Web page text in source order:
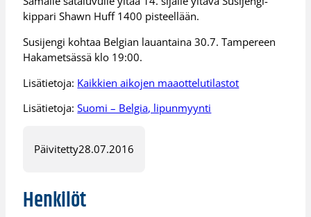
kippari Shawn Huff 1400 pisteellään.
Susijengi kohtaa Belgian lauantaina 30.7. Tampereen
Hakametsässä klo 19:00.
Lisätietoja: Kaikkien aikojen maaottelutilastot
Lisätietoja:Suomi – Belgia, lipunmyynti
Päivitetty28.07.2016
Henkilöt